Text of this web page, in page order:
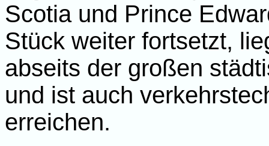
Scotia und Prince
Stück weiter fortsetzt,
abseits der großen
und ist auch
erreichen.